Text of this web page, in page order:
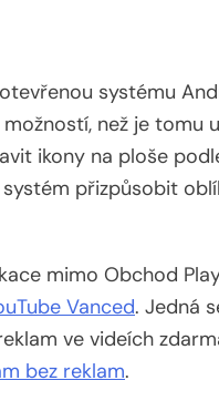
systému
než je tomu
ikony na ploše
přizpůsobit
mimo Obchod
Vanced. Jedná
ve videích
bez reklam.